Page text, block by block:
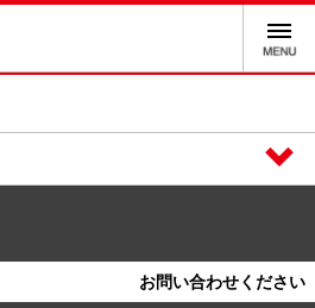
お問い合わせください